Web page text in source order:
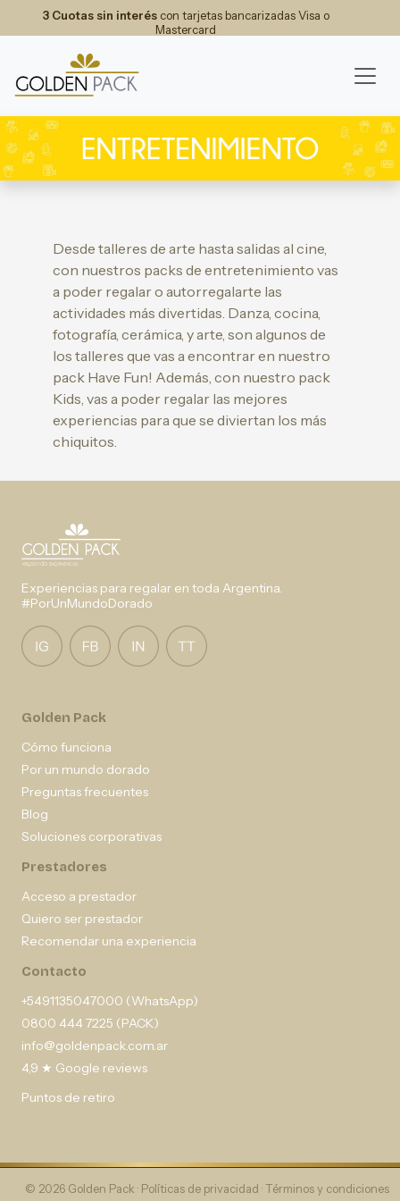
3 Cuotas sin interéscon tarjetas bancarizadas Visa o
Mastercard
Desde talleres de arte hasta salidas al cine,
con nuestros packs de entretenimiento vas
a poder regalar o autorregalarte las
actividades más divertidas. Danza, cocina,
fotografía, cerámica, y arte, son algunos de
los talleres que vas a encontrar en nuestro
pack Have Fun! Además, con nuestro pack
Kids, vas a poder regalar las mejores
experiencias para que se diviertan los más
chiquitos.
Experiencias para regalar en toda Argentina.
#PorUnMundoDorado
Golden Pack
Cómo funciona
Por un mundo dorado
Preguntas frecuentes
Blog
Soluciones corporativas
Prestadores
Acceso a prestador
Quiero ser prestador
Recomendar una experiencia
Contacto
+5491135047000 (WhatsApp)
0800 444 7225 (PACK)
info@goldenpack.com.ar
4,9 ★ Google reviews
Puntos de retiro
© 2026 Golden Pack · Políticas de privacidad · Términos y condiciones